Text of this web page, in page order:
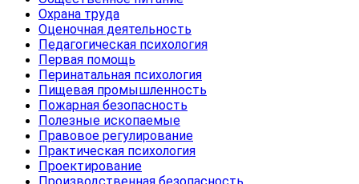
Охрана труда
Оценочная деятельность
Педагогическая психология
Первая помощь
Перинатальная психология
Пищевая промышленность
Пожарная безопасность
Полезные ископаемые
Правовое регулирование
Практическая психология
Проектирование